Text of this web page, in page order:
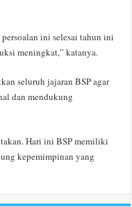
ini selesai tahun ini
meningkat,” katanya.
seluruh jajaran BSP agar
dan mendukung
Hari ini BSP memiliki
kepemimpinan yang